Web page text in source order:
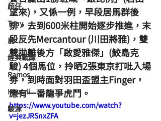
超仔
Tony
鹿
經典戰線
Ramos
Hawaii
駿源
望來)，又係一例，早段居馬群後
排，去到600米柱開始逐步推進，末
段反先Mercantour (川田將雅)，雙
雙拋離後方「啟愛雅傑」(鮫島克
駿) 4個馬位，拎晒2張東京打吡入場
劵，到時面對羽田盃盟主Finger，
應有一番龍爭虎鬥。
https://www.youtube.com/watch?
v=jezJRSnxZFA